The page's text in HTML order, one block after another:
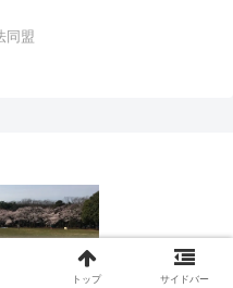
同盟
解決｜役立つ情報ブログ.
トップ サイドバー